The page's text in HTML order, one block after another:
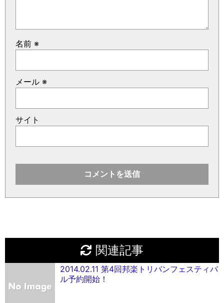
名前 ※
メール ※
サイト
関連記事
2014.02.11 第4回邦楽トリバンフェスティバ
ル予約開始！